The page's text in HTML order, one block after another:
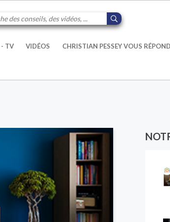
- TV VIDÉOS CHRISTIAN PESSEY VOUS RÉPOND